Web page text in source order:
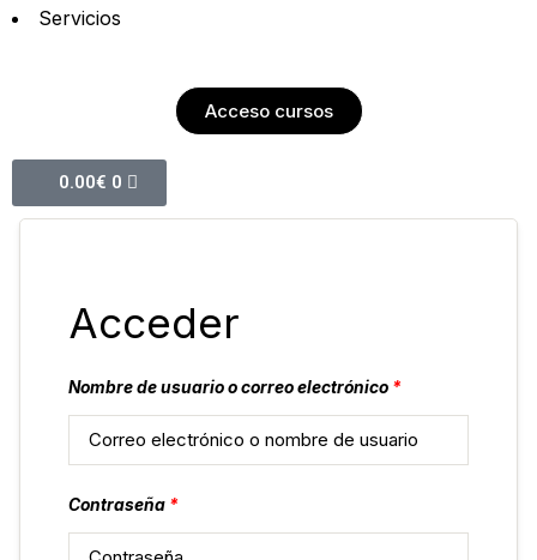
Servicios
Acceso cursos
0.00€ 0
Acceder
Nombre de usuario o correo electrónico *
Contraseña *